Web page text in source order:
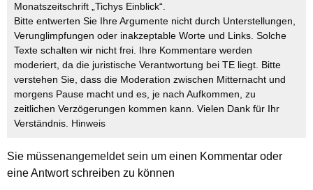
Monatszeitschrift „Tichys Einblick“.
Bitte entwerten Sie Ihre Argumente nicht durch Unterstellungen,
Verunglimpfungen oder inakzeptable Worte und Links. Solche
Texte schalten wir nicht frei. Ihre Kommentare werden
moderiert, da die juristische Verantwortung bei TE liegt. Bitte
verstehen Sie, dass die Moderation zwischen Mitternacht und
morgens Pause macht und es, je nach Aufkommen, zu
zeitlichen Verzögerungen kommen kann. Vielen Dank für Ihr
Verständnis. Hinweis
Sie müssenangemeldetsein um einen Kommentar oder
eine Antwort schreiben zu können